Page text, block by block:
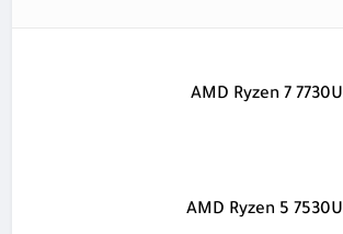
AMD Ryzen 7 7730U
AMD Ryzen 5 7530U